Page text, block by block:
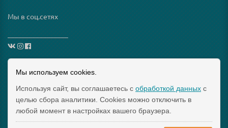
Мы в соц.сетях
_________________
Схема проезда
Интернет-магазин мезороллеров и косметики для них
"Mezoroller-Info" © 2015-2019 МЕЗОРОЛЛЕР – ТВОЙ
ДОМАШНИЙ КОСМЕТОЛОГ!
Мы используем cookies.
Используя сайт, вы соглашаетесь с обработкой данных с
целью сбора аналитики. Cookies можно отключить в
любой момент в настройках вашего браузера.